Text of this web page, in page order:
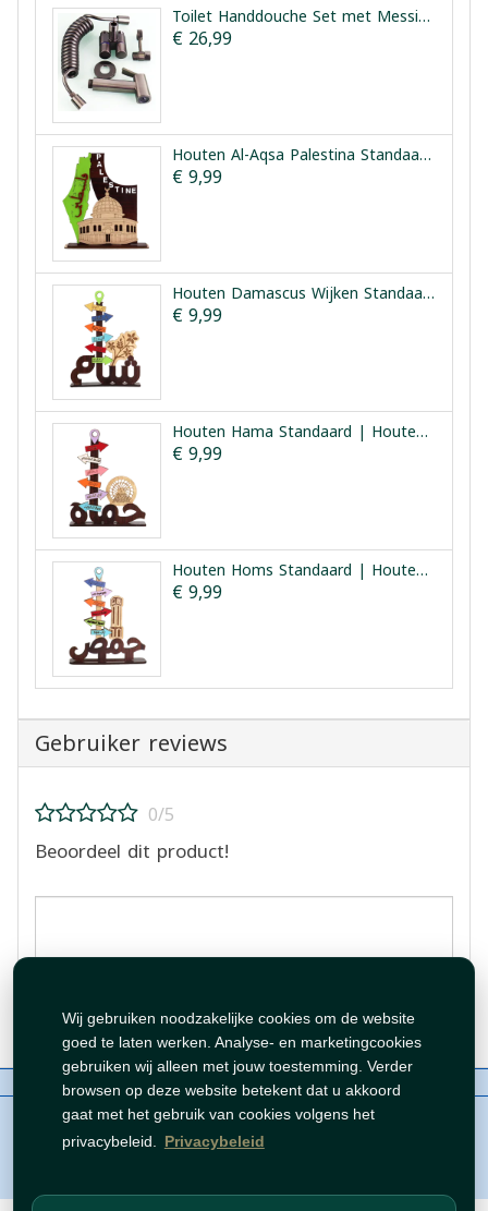
Wij gebruiken noodzakelijke cookies om de website
goed te laten werken. Analyse- en marketingcookies
gebruiken wij alleen met jouw toestemming. Verder
browsen op deze website betekent dat u akkoord
gaat met het gebruik van cookies volgens het
privacybeleid. Privacybeleid
Toilet Handdouche Set met Messing Kern en Dubbele Kraan Vesta
€ 26,99
Houten Al-Aqsa Palestina Standaard | Houten Aqsa Palestina
€ 9,99
Houten Damascus Wijken Standaard | Houten Harat Sham
€ 9,99
Houten Hama Standaard | Houten Hama Bezienswaardigheden
€ 9,99
Houten Homs Standaard | Houten Homs Bezienswaardigheden
€ 9,99
Gebruiker reviews
0/5
Beoordeel dit product!
Beoordeling plaatsen
Over ons Beleid
WhatsAppen
auteursrechten©Tawfeer 2018-2026